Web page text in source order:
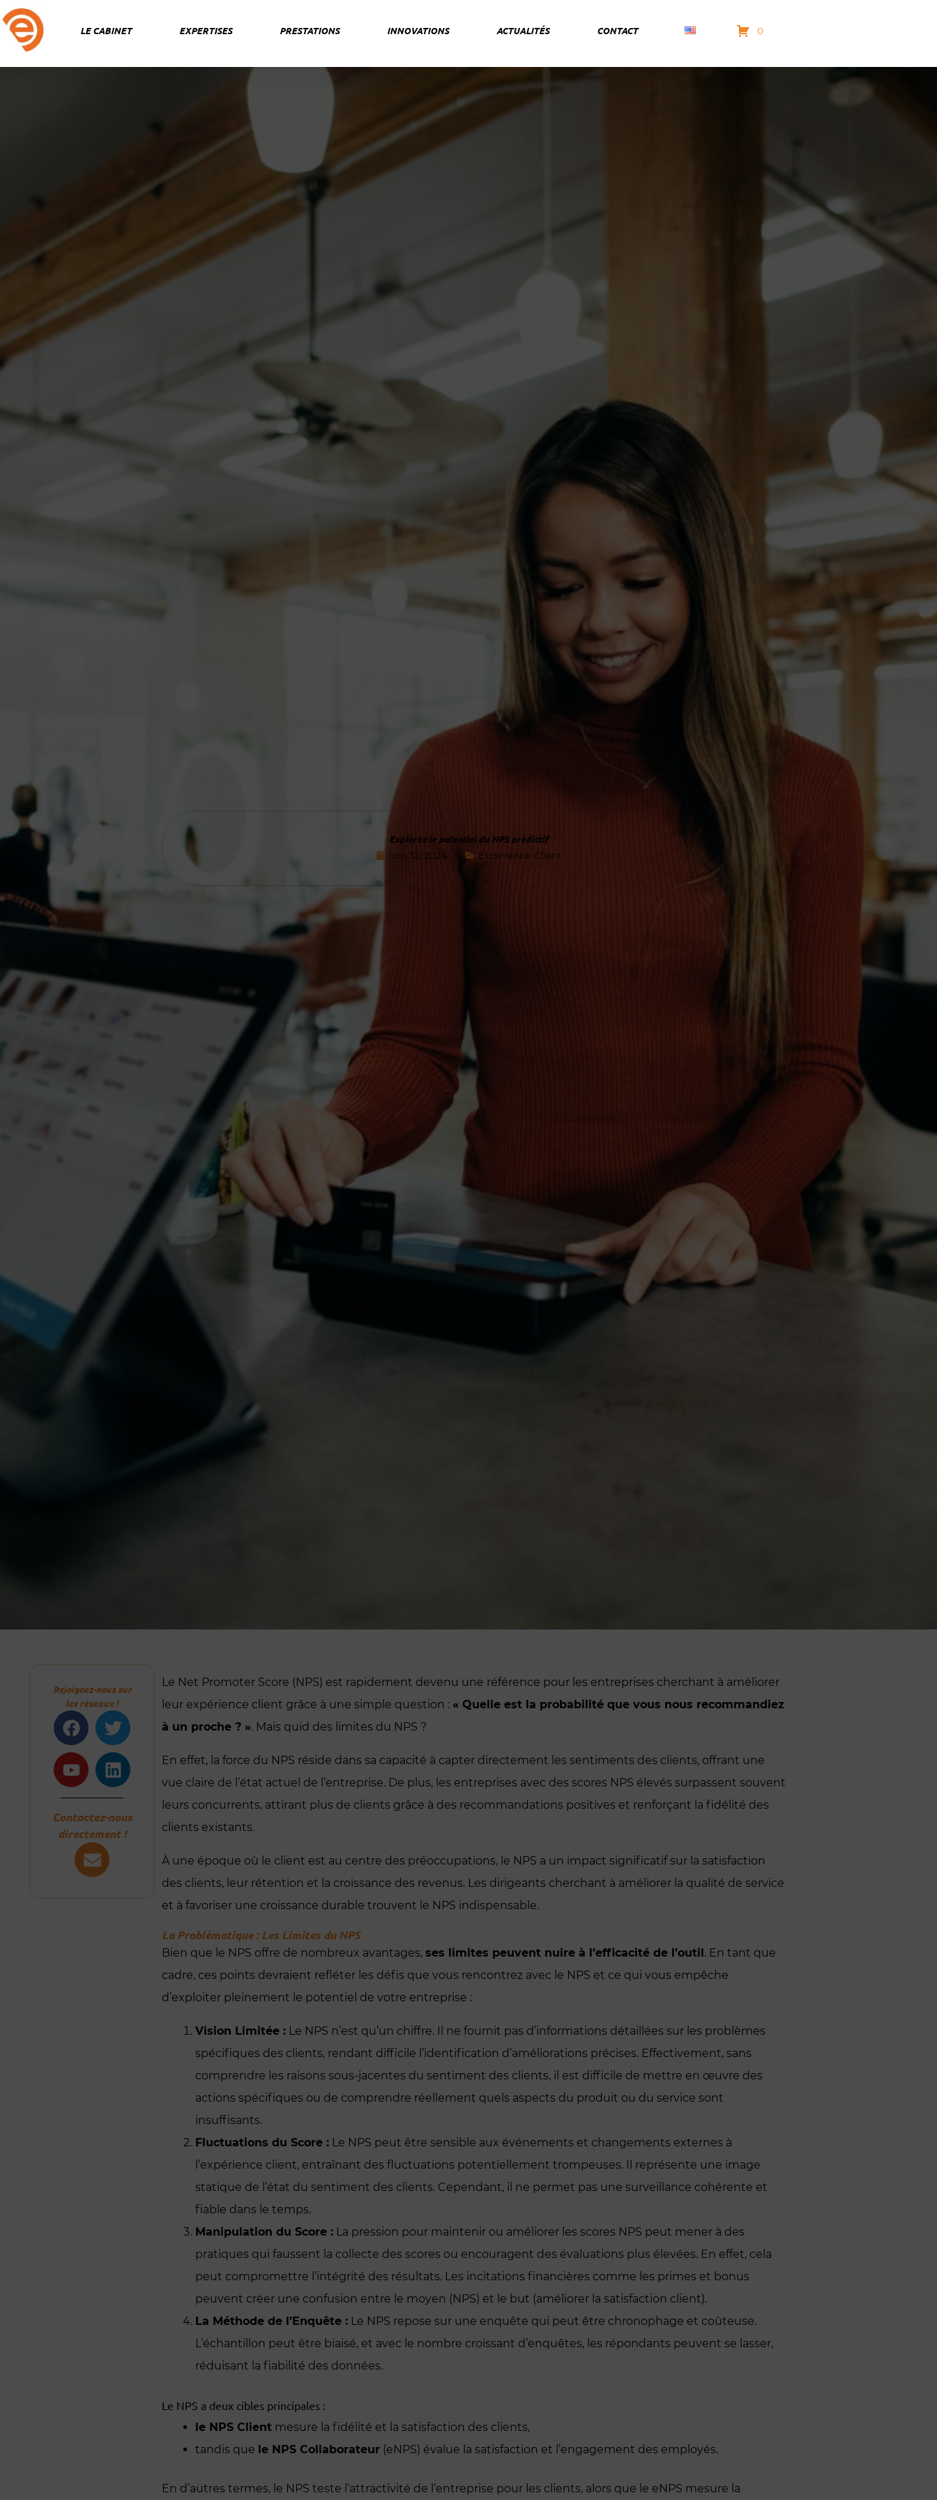
Aller
au
contenu
LE CABINET EXPERTISES PRESTATIONS INNOVATIONS ACTUALITÉS CONTACT 0
Explorez le potentiel du NPS prédictif
juin 12, 2024 Expérience Client
Rejoignez-nous sur
les réseaux !
Facebook
Twitter
YoutubeLinkedin
Contactez-nous
directement !
Le Net Promoter Score (NPS) est rapidement devenu une référence pour les entreprises cherchant à améliorer
leur expérience client grâce à une simple question : « Quelle est la probabilité que vous nous recommandiez
à un proche ? ». Mais quid des limites du NPS ?
En effet, la force du NPS réside dans sa capacité à capter directement les sentiments des clients, offrant une
vue claire de l’état actuel de l’entreprise. De plus, les entreprises avec des scores NPS élevés surpassent souvent
leurs concurrents, attirant plus de clients grâce à des recommandations positives et renforçant la fidélité des
clients existants.
À une époque où le client est au centre des préoccupations, le NPS a un impact significatif sur la satisfaction
des clients, leur rétention et la croissance des revenus. Les dirigeants cherchant à améliorer la qualité de service
et à favoriser une croissance durable trouvent le NPS indispensable.
La Problématique : Les Limites du NPS
Bien que le NPS offre de nombreux avantages, ses limites peuvent nuire à l’efficacité de l’outil. En tant que
cadre, ces points devraient refléter les défis que vous rencontrez avec le NPS et ce qui vous empêche
d’exploiter pleinement le potentiel de votre entreprise :
Vision Limitée : Le NPS n’est qu’un chiffre. Il ne fournit pas d’informations détaillées sur les problèmes
spécifiques des clients, rendant difficile l’identification d’améliorations précises. Effectivement, sans
comprendre les raisons sous-jacentes du sentiment des clients, il est difficile de mettre en œuvre des
actions spécifiques ou de comprendre réellement quels aspects du produit ou du service sont
insuffisants.
Fluctuations du Score : Le NPS peut être sensible aux événements et changements externes à
l’expérience client, entraînant des fluctuations potentiellement trompeuses. Il représente une image
statique de l’état du sentiment des clients. Cependant, il ne permet pas une surveillance cohérente et
fiable dans le temps.
Manipulation du Score : La pression pour maintenir ou améliorer les scores NPS peut mener à des
pratiques qui faussent la collecte des scores ou encouragent des évaluations plus élevées. En effet, cela
peut compromettre l’intégrité des résultats. Les incitations financières comme les primes et bonus
peuvent créer une confusion entre le moyen (NPS) et le but (améliorer la satisfaction client).
La Méthode de l’Enquête : Le NPS repose sur une enquête qui peut être chronophage et coûteuse.
L’échantillon peut être biaisé, et avec le nombre croissant d’enquêtes, les répondants peuvent se lasser,
réduisant la fiabilité des données.
Le NPS a deux cibles principales :
le NPS Client mesure la fidélité et la satisfaction des clients,
tandis que le NPS Collaborateur (eNPS) évalue la satisfaction et l’engagement des employés.
En d’autres termes, le NPS teste l’attractivité de l’entreprise pour les clients, alors que le eNPS mesure la